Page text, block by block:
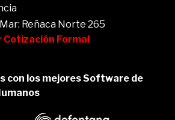
Reñaca Norte 265
Cotización Formal
con los mejores Software de